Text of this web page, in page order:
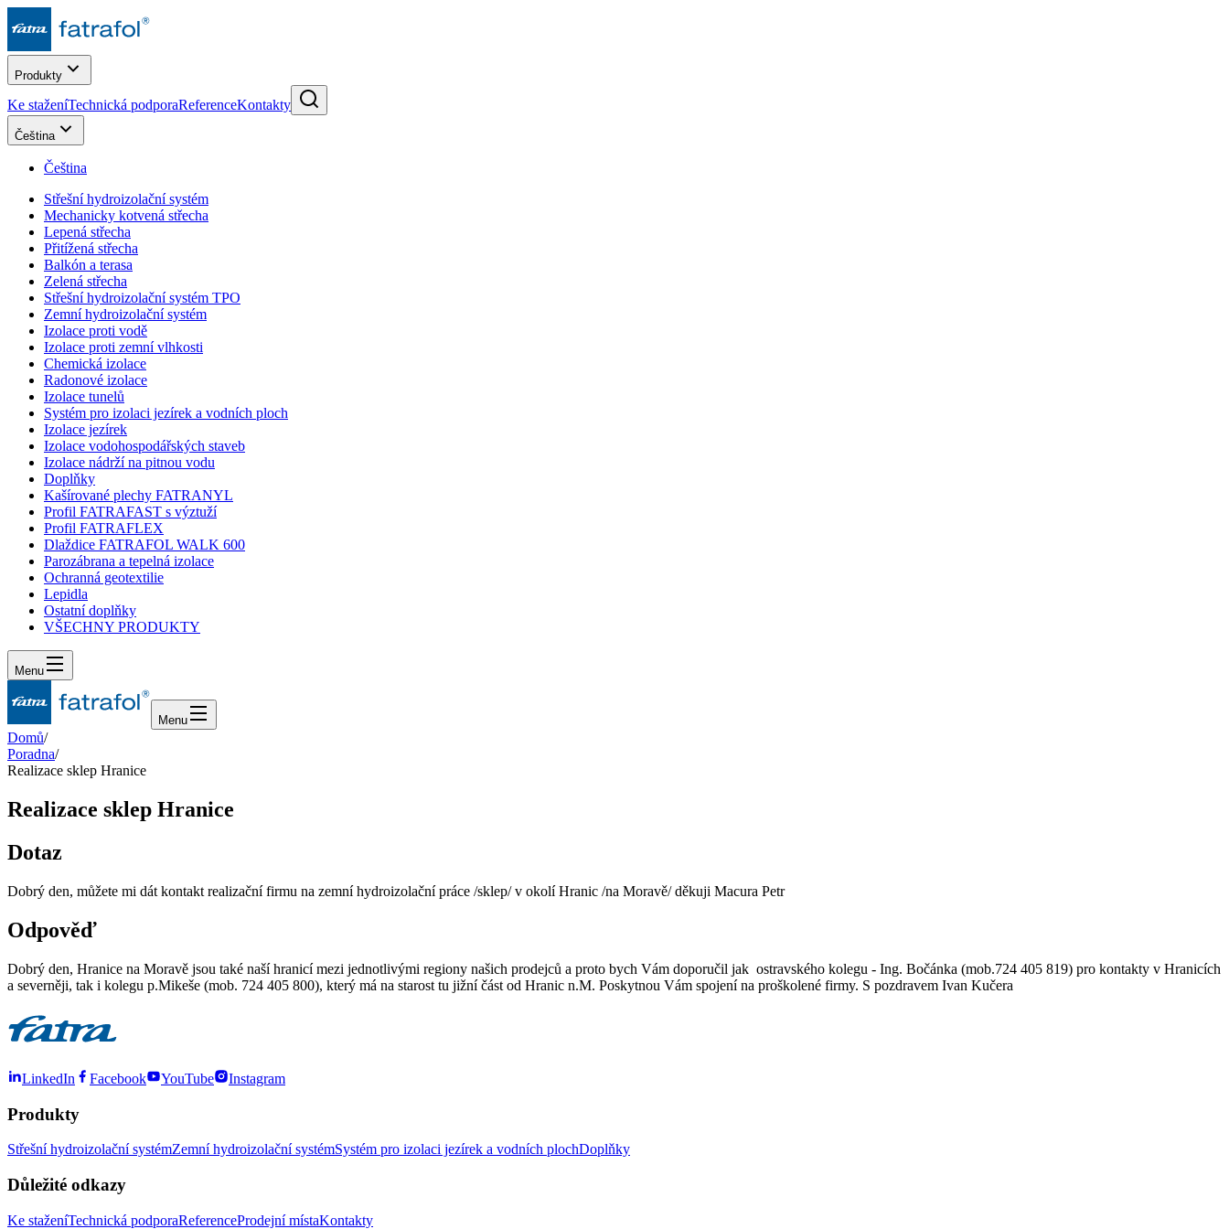
Produkty
Ke staženíTechnická podporaReferenceKontakty
Čeština
Čeština
Střešní hydroizolační systém
Mechanicky kotvená střecha
Lepená střecha
Přitížená střecha
Balkón a terasa
Zelená střecha
Střešní hydroizolační systém TPO
Zemní hydroizolační systém
Izolace proti vodě
Izolace proti zemní vlhkosti
Chemická izolace
Radonové izolace
Izolace tunelů
Systém pro izolaci jezírek a vodních ploch
Izolace jezírek
Izolace vodohospodářských staveb
Izolace nádrží na pitnou vodu
Doplňky
Kašírované plechy FATRANYL
Profil FATRAFAST s výztuží
Profil FATRAFLEX
Dlaždice FATRAFOL WALK 600
Parozábrana a tepelná izolace
Ochranná geotextilie
Lepidla
Ostatní doplňky
VŠECHNY PRODUKTY
Menu
Menu
Domů/
Poradna/
Realizace sklep Hranice
Realizace sklep Hranice
Dotaz
Dobrý den, můžete mi dát kontakt realizační firmu na zemní hydroizolační práce /sklep/ v okolí Hranic /na Moravě/ děkuji Macura Petr
Odpověď
Dobrý den, Hranice na Moravě jsou také naší hranicí mezi jednotlivými regiony našich prodejců a proto bych Vám doporučil jak ostravského kolegu - Ing. Bočánka (mob.724 405 819) pro kontakty v Hranicích
a severněji, tak i kolegu p.Mikeše (mob. 724 405 800), který má na starost tu jižní část od Hranic n.M. Poskytnou Vám spojení na proškolené firmy. S pozdravem Ivan Kučera
LinkedIn Facebook YouTube Instagram
Produkty
Střešní hydroizolační systémZemní hydroizolační systémSystém pro izolaci jezírek a vodních plochDoplňky
Důležité odkazy
Ke staženíTechnická podporaReferenceProdejní místaKontakty